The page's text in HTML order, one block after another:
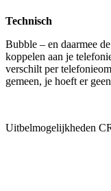
Technisch
Bubble – en daarmee
koppelen aan je
verschilt per
gemeen, je hoeft er
Uitbelmogelijkheden